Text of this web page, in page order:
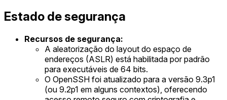
Estado de segurança
Recursos de segurança:
A aleatorização do layout do espaço de
endereços (ASLR) está habilitada por padrão
para executáveis de 64 bits.
O OpenSSH foi atualizado para a versão 9.3p1
(ou 9.2p1 em alguns contextos), oferecendo